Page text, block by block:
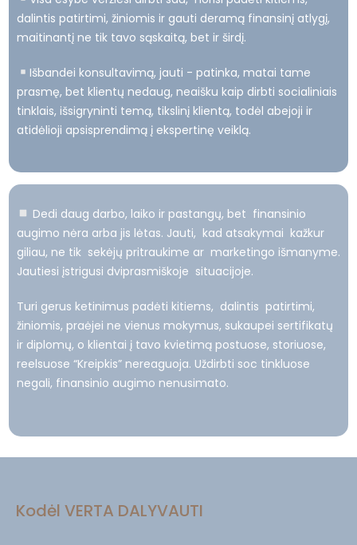
dalintis patirtimi, žiniomis ir gauti deramą finansinį atlygį,
maitinantį ne tik tavo sąskaitą, bet ir širdį.
Išbandei konsultavimą, jauti - patinka, matai tame
prasmę, bet klientų nedaug, neaišku kaip dirbti socialiniais
tinklais, išsigryninti temą, tikslinį klientą, todėl abejoji ir
atidėlioji apsisprendimą į ekspertinę veiklą.
Dedi daug darbo, laiko ir pastangų, bet finansinio
augimo nėra arba jis lėtas. Jauti, kad atsakymai kažkur
giliau, ne tik sekėjų pritraukime ar marketingo išmanyme.
Jautiesi įstrigusi dviprasmiškoje situacijoje.
Turi gerus ketinimus padėti kitiems, dalintis patirtimi,
žiniomis, praėjei ne vienus mokymus, sukaupei sertifikatų
ir diplomų, o klientai į tavo kvietimą postuose, storiuose,
reelsuose “Kreipkis” nereaguoja. Uždirbti soc tinkluose
negali, finansinio augimo nenusimato.
Kodėl VERTA DALYVAUTI